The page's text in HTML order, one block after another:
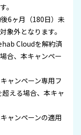
。
6ヶ月（180日）未
象外となります。
Cloudを解約済
合、本キャンペー
ャンペーン専用フ
える場合、本キャ
ャンペーンの適用